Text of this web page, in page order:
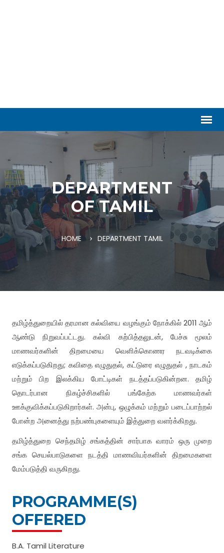
DEPARTMENT
OF TAMIL
HOME DEPARTMENT TAMIL
தமிழ்த்துறையில் தரமான கல்வியை வழங்கும் நோக்கில் 2011 ஆம்
ஆண்டு நிறுவப்பட்டது. கல்வி கற்பித்தலுடன், பேச்சு மூலம்
மாணவர்களின் திறமையை வெளிக்கொணர நடவடிக்கை
எடுக்கப்படுகிறது; கவிதை எழுதுதல், கட்டுரை எழுதுதல் , நாடகம்
மற்றும் பிற இலக்கிய போட்டிகள் நடத்தப்படுகின்றன. தமிழ்
தொடர்பான நிகழ்ச்சிகளில் பங்கேற்க மாணவர்கள்
ஊக்குவிக்கப்படுகிறார்கள். அன்பு, ஒழுக்கம் மற்றும் படைப்பாற்றல்
போன்ற அனைத்து நற்பண்புகளையும் இத்துறை வளர்க்கிறது.
தமிழ்த்துறை செந்தமிழ் சங்கத்தின் சார்பாக வாரம் ஒரு முறை
சங்க செயல்பாடுகளை நடத்தி மாணவியர்களின் திறமைகளை
மேம்படுத்தி வருகிறது.
PROGRAMME(S)
OFFERED
B.A. Tamil Literature